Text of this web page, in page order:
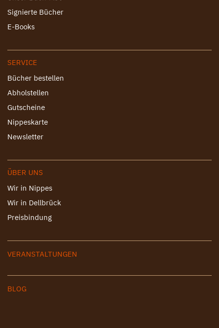
Signierte Bücher
E-Books
SERVICE
Bücher bestellen
Abholstellen
Gutscheine
Nippeskarte
Newsletter
ÜBER UNS
Wir in Nippes
Wir in Dellbrück
Preisbindung
VERANSTALTUNGEN
BLOG